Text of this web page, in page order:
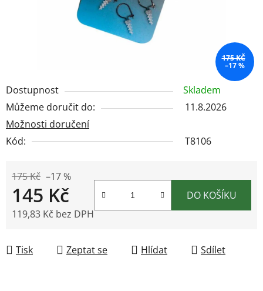
Dostupnost
Skladem
Můžeme doručit do:
11.8.2026
Možnosti doručení
Kód:
T8106
175 Kč –17 %
145 Kč
119,83 Kč bez DPH
DO KOŠÍKU
Tisk Zeptat se Hlídat Sdílet
175 KČ
–17 %